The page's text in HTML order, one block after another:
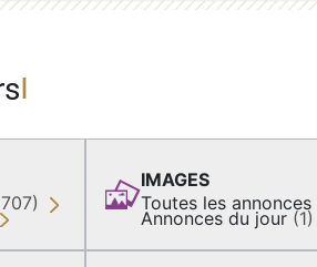
IMAGES
Toutes les annonces
Annonces du jour (1)